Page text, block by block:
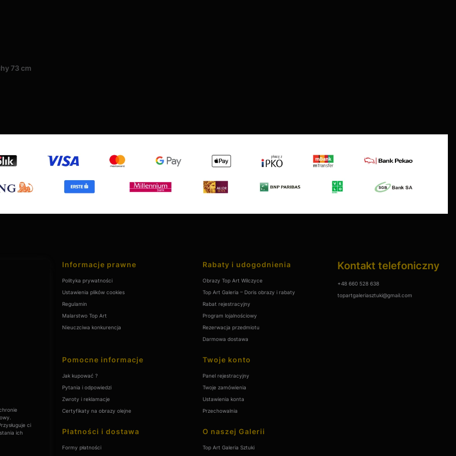
73 cm
ci
ich
Linki w stopce
Informacje prawne
Polityka prywatności
Ustawienia plików cookies
Regulamin
Malarstwo Top Art
Nieuczciwa konkurencja
Rabaty i udogodnienia
Obrazy Top Art Wilczyce
Top Art Galeria – Doris obrazy i rabaty
Rabat rejestracyjny
Program lojalnościowy
Rezerwacja przedmiotu
Darmowa dostawa
Pomocne informacje
Jak kupować ?
Pytania i odpowiedzi
Zwroty i reklamacje
Certyfikaty na obrazy olejne
Twoje konto
Panel rejestracyjny
Twoje zamówienia
Ustawienia konta
Przechowalnia
Płatności i dostawa
Formy płatności
O naszej Galerii
Top Art Galeria Sztuki
Kontakt telefoniczny
+48 660 528 638
topartgaleriasztuki@gmail.com